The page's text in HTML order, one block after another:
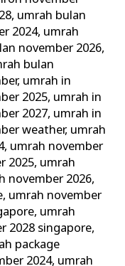
, umrah bulan
2024, umrah
november 2026,
bulan
, umrah in
2025, umrah in
2027, umrah in
weather, umrah
, umrah november
2025, umrah
november 2026,
, umrah november
, umrah
2028 singapore,
package
2024, umrah